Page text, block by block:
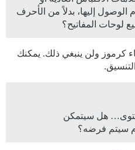
إليها، بدلاً من الأحرف
لوحات المفاتيح؟
كرموز ولن ينبغي ذلك. يمكنك
هل سيتمكن
سيتم فرضه؟